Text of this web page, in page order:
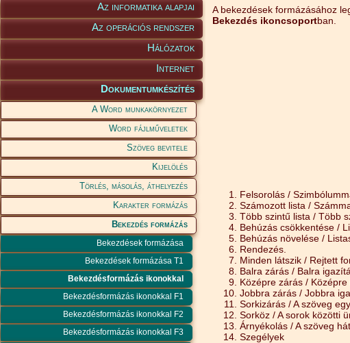
Az informatika alapjai
Az operációs rendszer
Hálózatok
Internet
Dokumentumkészítés
A Word munkakörnyezet
Word fájlműveletek
Szöveg bevitele
Kijelölés
Törlés, másolás, áthelyezés
Karakter formázás
Bekezdés formázás
Bekezdések formázása
Bekezdések formázása T1
Bekezdésformázás ikonokkal
Bekezdésformázás ikonokkal F1
Bekezdésformázás ikonokkal F2
Bekezdésformázás ikonokkal F3
A bekezdések formázásához
Bekezdés ikoncsoportban.
Felsorolás /
Számozott lista /
Több szintű lista / Több
Behúzás csökkentése /
Behúzás növelése /
Rendezés.
Minden látszik / Rejtett
Balra zárás / Balra
Középre zárás /
Jobbra zárás / Jobbra
Sorkizárás / A szöveg
Sorköz / A sorok közötti
Árnyékolás / A szöveg
Szegélyek